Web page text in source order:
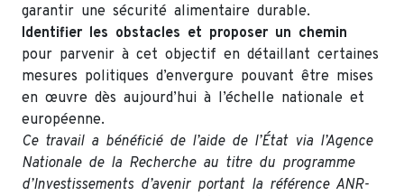
garantir une sécurité alimentaire durable.
Identifier les obstacles et proposer un chemin
pour parvenir à cet objectif en détaillant certaines
mesures politiques d’envergure pouvant être mises
en œuvre dès aujourd’hui à l’échelle nationale et
européenne.
Ce travail a bénéficié de l’aide de l’État via l’Agence
Nationale de la Recherche au titre du programme
d’Investissements d’avenir portant la référence ANR-